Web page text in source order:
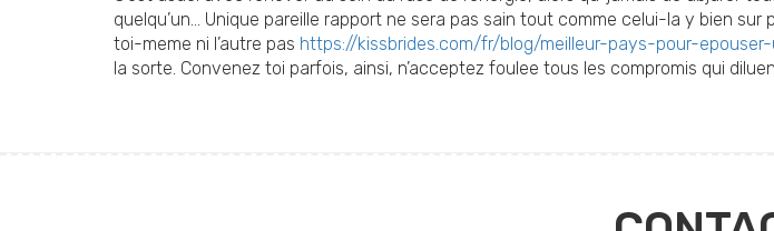
quelqu’un… Unique pareille rapport ne sera pas sain tout comme celui-la y bien
toi-meme ni l’autre pas https://kissbrides.com/fr/blog/meilleur-pays-pour-
la sorte. Convenez toi parfois, ainsi, n’acceptez foulee tous les compromis qui